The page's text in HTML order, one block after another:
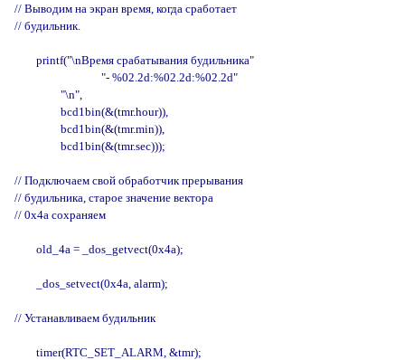
// Выводим на экран время, когда сработает
// будильник.
        printf("\nВремя срабатывания будильника"
                                "- %02.2d:%02.2d:%02.2d"
                 "\n",
                 bcd1bin(&(tmr.hour)),
                 bcd1bin(&(tmr.min)),
                 bcd1bin(&(tmr.sec)));
// Подключаем свой обработчик прерывания
// будильника, старое значение вектора
// 0x4a сохраняем
        old_4a = _dos_getvect(0x4a);
        _dos_setvect(0x4a, alarm);
// Устанавливаем будильник
        timer(RTC_SET_ALARM, &tmr);